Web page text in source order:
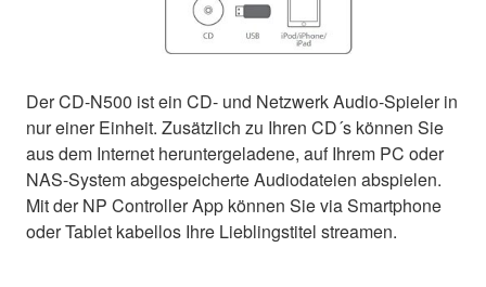
Der CD-N500 ist ein CD- und Netzwerk Audio-Spieler in
nur einer Einheit. Zusätzlich zu Ihren CD´s können Sie
aus dem Internet heruntergeladene, auf Ihrem PC oder
NAS-System abgespeicherte Audiodateien abspielen.
Mit der NP Controller App können Sie via Smartphone
oder Tablet kabellos Ihre Lieblingstitel streamen.